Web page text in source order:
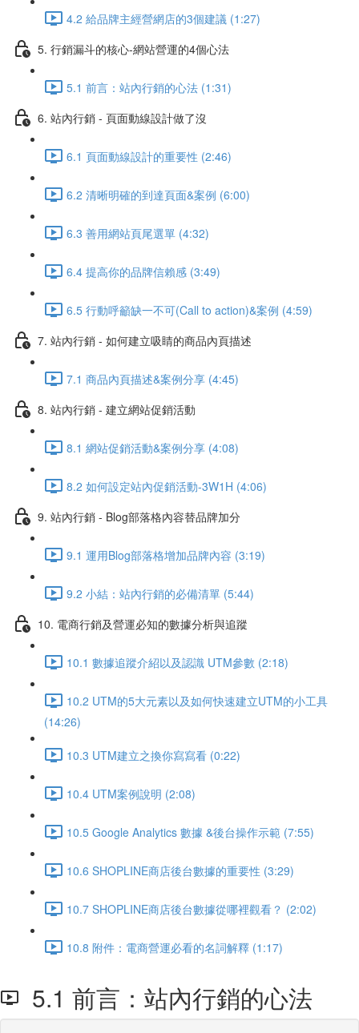
4.2 給品牌主經營網店的3個建議 (1:27)
5. 行銷漏斗的核心-網站營運的4個心法
5.1 前言：站內行銷的心法 (1:31)
6. 站內行銷 - 頁面動線設計做了沒
6.1 頁面動線設計的重要性 (2:46)
6.2 清晰明確的到達頁面&案例 (6:00)
6.3 善用網站頁尾選單 (4:32)
6.4 提高你的品牌信賴感 (3:49)
6.5 行動呼籲缺一不可(Call to action)&案例 (4:59)
7. 站內行銷 - 如何建立吸睛的商品內頁描述
7.1 商品內頁描述&案例分享 (4:45)
8. 站內行銷 - 建立網站促銷活動
8.1 網站促銷活動&案例分享 (4:08)
8.2 如何設定站內促銷活動-3W1H (4:06)
9. 站內行銷 - Blog部落格內容替品牌加分
9.1 運用Blog部落格增加品牌內容 (3:19)
9.2 小結：站內行銷的必備清單 (5:44)
10. 電商行銷及營運必知的數據分析與追蹤
10.1 數據追蹤介紹以及認識 UTM參數 (2:18)
10.2 UTM的5大元素以及如何快速建立UTM的小工具
(14:26)
10.3 UTM建立之換你寫寫看 (0:22)
10.4 UTM案例說明 (2:08)
10.5 Google Analytics 數據 &後台操作示範 (7:55)
10.6 SHOPLINE商店後台數據的重要性 (3:29)
10.7 SHOPLINE商店後台數據從哪裡觀看？ (2:02)
10.8 附件：電商營運必看的名詞解釋 (1:17)
5.1 前言：站內行銷的心法